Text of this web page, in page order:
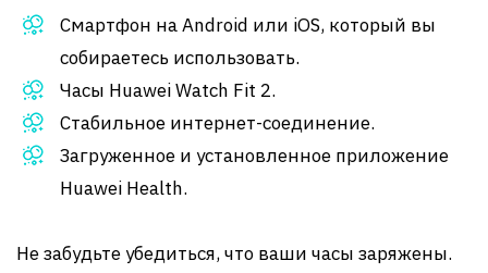
Смартфон на Android или iOS, который вы
собираетесь использовать.
Часы Huawei Watch Fit 2.
Стабильное интернет-соединение.
Загруженное и установленное приложение
Huawei Health.
Не забудьте убедиться, что ваши часы заряжены.